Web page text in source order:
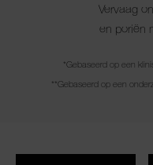
Vervaag
en poriën
*Gebaseerd op een
**Gebaseerd op een